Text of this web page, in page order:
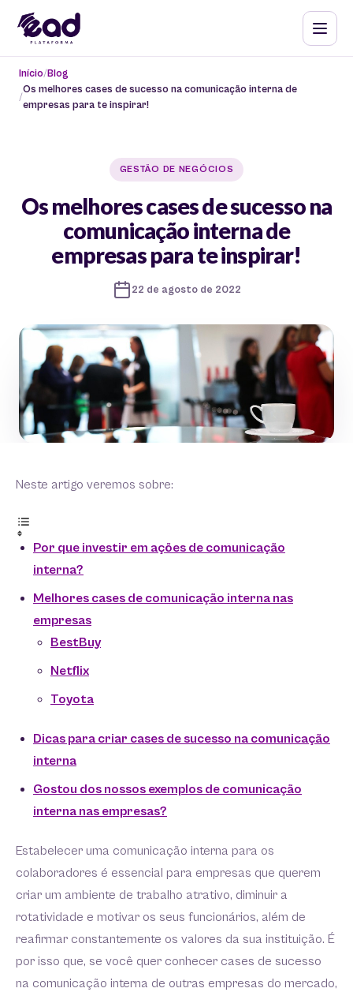
Início Blog
Os melhores cases de sucesso na comunicação interna de
empresas para te inspirar!
GESTÃO DE NEGÓCIOS
Os melhores cases de sucesso na
comunicação interna de
empresas para te inspirar!
22 de agosto de 2022
Neste artigo veremos sobre:
Por que investir em ações de comunicação
interna?
Melhores cases de comunicação interna nas
empresas
BestBuy
Netflix
Toyota
Dicas para criar cases de sucesso na comunicação
interna
Gostou dos nossos exemplos de comunicação
interna nas empresas?
Estabelecer uma comunicação interna para os
colaboradores é essencial para empresas que querem
criar um ambiente de trabalho atrativo, diminuir a
rotatividade e motivar os seus funcionários, além de
reafirmar constantemente os valores da sua instituição. É
por isso que, se você quer conhecer cases de sucesso
na comunicação interna de outras empresas do mercado,